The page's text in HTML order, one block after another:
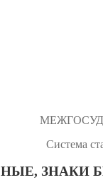
Система
ЗНАКИ